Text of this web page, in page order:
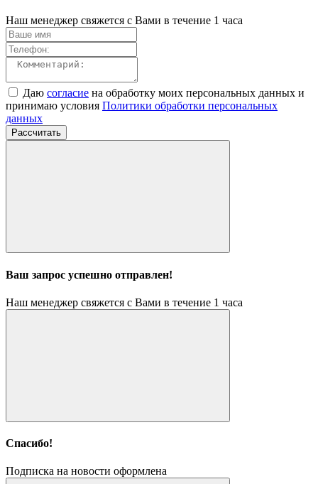
Наш менеджер свяжется с Вами в течение 1 часа
Даю согласие на обработку моих персональных данных и
принимаю условия Политики обработки персональных
данных
Рассчитать
Ваш запрос успешно отправлен!
Наш менеджер свяжется с Вами в течение 1 часа
Спасибо!
Подписка на новости оформлена